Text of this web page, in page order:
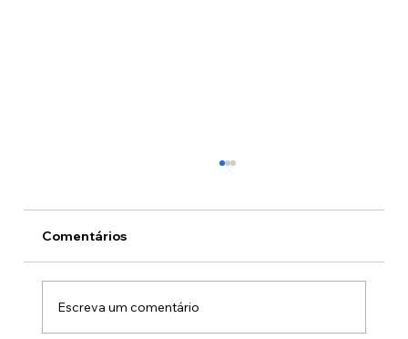
Comentários
Escreva um comentário